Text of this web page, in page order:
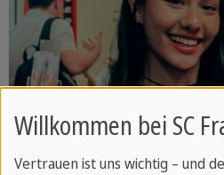
Willkommen bei SC
Vertrauen ist uns wichtig – und